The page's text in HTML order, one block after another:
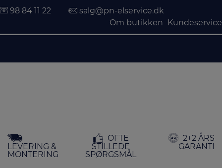
indholdet
98 84 11 22
salg@pn-elservice.dk
Om butikken
Kundeservice
LEVERING &
MONTERING
OFTE
STILLEDE
SPØRGSMÅL
2+2 ÅRS
GARANTI